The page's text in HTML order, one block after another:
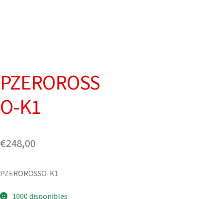
PZEROROSS
O-K1
€248,00
PZEROROSSO-K1
1000 disponibles